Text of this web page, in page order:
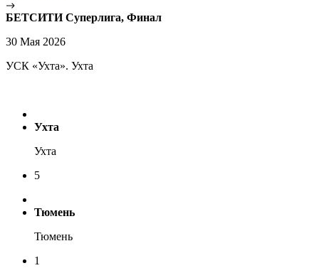
БЕТСИТИ Суперлига, Финал
30 Мая 2026
УСК «Ухта». Ухта
Ухта
Ухта
5
Тюмень
Тюмень
1